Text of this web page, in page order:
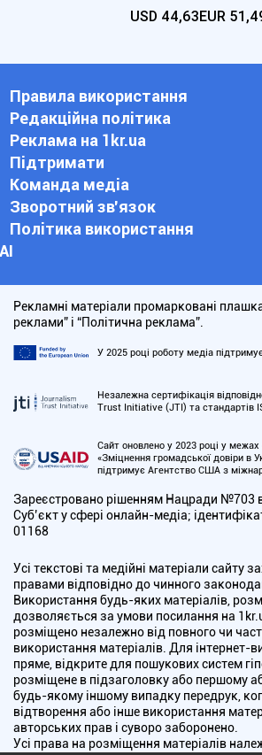
USD 44,63EUR
Правила використання
Редакційна політика
Реклама на 1kr.ua
Підтримати
Команда медіа
Зворотний зв'язок
Політика використання
АІ
Рекламні матеріали промарковані
реклами” і “Політична реклама”.
У 2025 році роботу медіа
Незалежна сертифікація
Trust Initiative (JTI) та стандартів
Сайт оновлено у 2023 році у межах
«Зміцнення громадської довіри в
підтримує Агентство США з
Зареєстровано рішенням Нацради №703
Cуб’єкт у сфері онлайн-медіа;
01168
Усі текстові та медійні матеріали сайту
правами відповідно до чинного
Використання будь-яких матеріалів,
дозволяється за умови посилання на
розміщено незалежно від повного чи
використання матеріалів. Для інтернет-
пряме, відкрите для пошукових систем
розміщене в підзаголовку або першому
будь-якому іншому випадку передрук,
відтворення або інше використання
авторських прав і суворо заборонено.
Усі права на розміщення матеріалів